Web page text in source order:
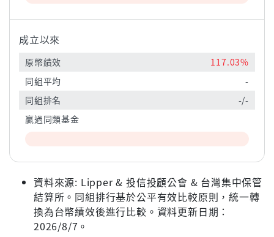
成立以來
原幣績效
117.03%
同組平均
-
同組排名
-/-
贏過同類基金
資料來源: Lipper & 投信投顧公會 & 台灣集中保管
結算所。同組排行基於公平有效比較原則，統一轉
換為台幣績效後進行比較。資料更新日期：
2026/8/7。